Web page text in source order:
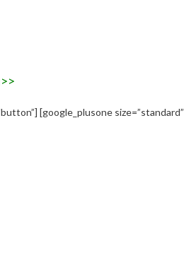
[google_plusone size=”standard”